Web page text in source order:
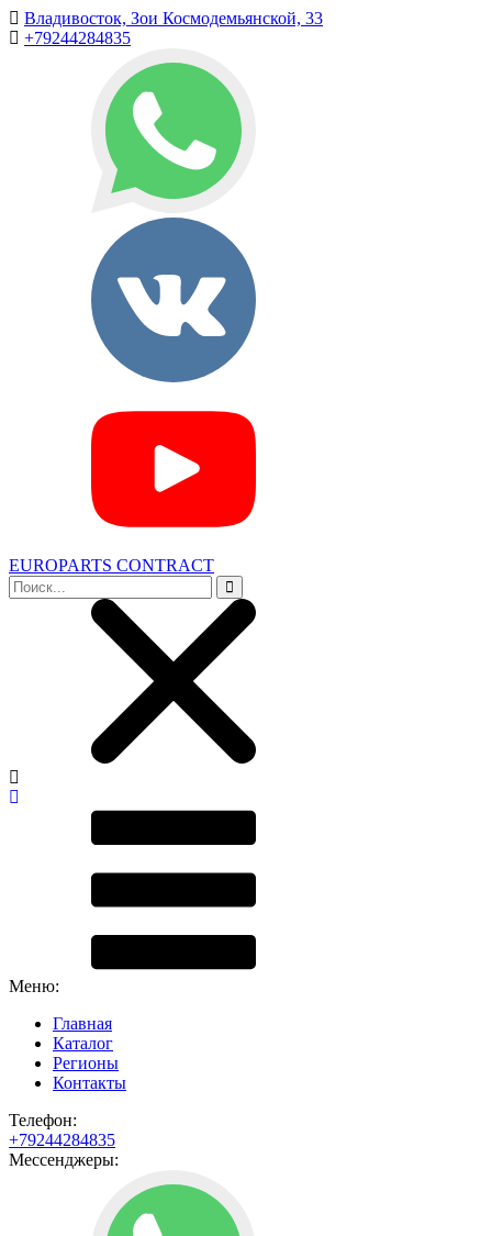
Владивосток, Зои Космодемьянской, 33
+79244284835
EUROPARTS CONTRACT
Меню:
Главная
Каталог
Регионы
Контакты
Телефон:
+79244284835
Мессенджеры: